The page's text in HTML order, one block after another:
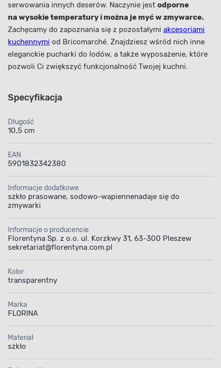
serwowania innych deserów. Naczynie jest odporne
na wysokie temperatury i można je myć w zmywarce.
Zachęcamy do zapoznania się z pozostałymi akcesoriami
kuchennymi od Bricomarché. Znajdziesz wśród nich inne
eleganckie pucharki do lodów, a także wyposażenie, które
pozwoli Ci zwiększyć funkcjonalność Twojej kuchni.
Specyfikacja
Długość
10,5 cm
EAN
5901832342380
Informacje dodatkowe
szkło prasowane, sodowo-wapiennenadaje się do
zmywarki
Informacje o producencie
Florentyna Sp. z o.o. ul. Korzkwy 31, 63-300 Pleszew
sekretariat@florentyna.com.pl
Kolor
transparentny
Marka
FLORINA
Materiał
szkło